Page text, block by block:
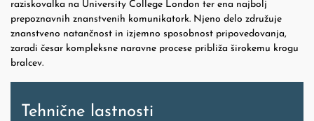
raziskovalka na University College London ter ena najbolj
prepoznavnih znanstvenih komunikatork. Njeno delo združuje
znanstveno natančnost in izjemno sposobnost pripovedovanja,
zaradi česar kompleksne naravne procese približa širokemu krogu
bralcev.
Tehnične lastnosti